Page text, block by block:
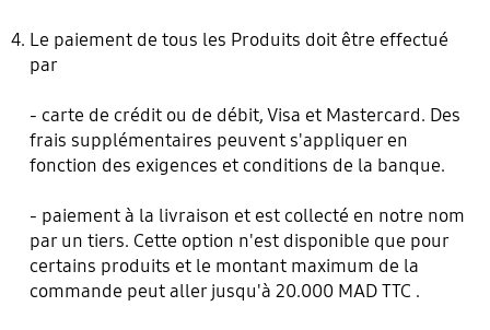
Le paiement de tous les Produits doit être effectué
par
- carte de crédit ou de débit, Visa et Mastercard. Des
frais supplémentaires peuvent s'appliquer en
fonction des exigences et conditions de la banque.
- paiement à la livraison et est collecté en notre nom
par un tiers. Cette option n'est disponible que pour
certains produits et le montant maximum de la
commande peut aller jusqu'à 20.000 MAD TTC .